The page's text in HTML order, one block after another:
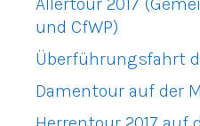
Allertour 2017
und CfWP)
Überführungsfahrt
Damentour auf der